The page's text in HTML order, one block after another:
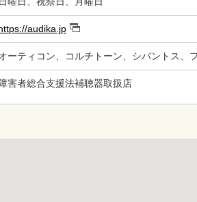
https://audika.jp
ーティコン、コルチトーン、シバントス、
障害者総合支援法補聴器取扱店